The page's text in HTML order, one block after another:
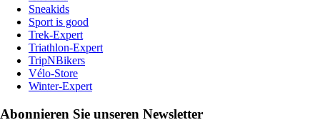
Sneakids
Sport is good
Trek-Expert
Triathlon-Expert
TripNBikers
Vélo-Store
Winter-Expert
Abonnieren Sie unseren Newsletter